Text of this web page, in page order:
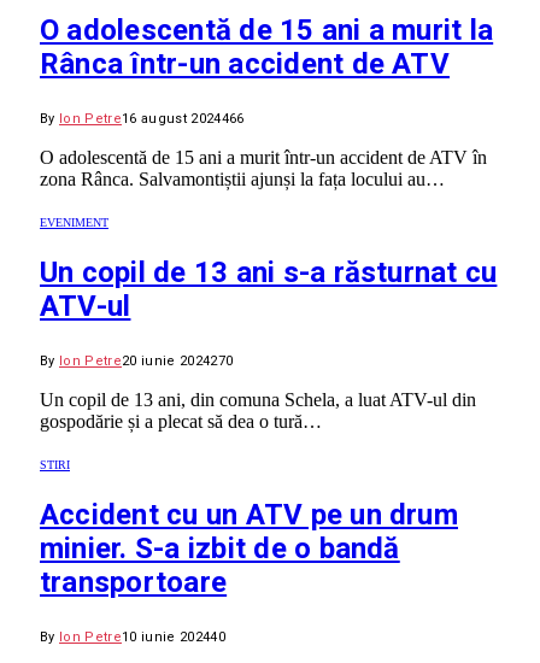
O adolescentă de 15 ani a murit la
Rânca într-un accident de ATV
By Ion Petre16 august 2024466
O adolescentă de 15 ani a murit într-un accident de ATV în
zona Rânca. Salvamontiștii ajunși la fața locului au…
EVENIMENT
Un copil de 13 ani s-a răsturnat cu
ATV-ul
By Ion Petre20 iunie 2024270
Un copil de 13 ani, din comuna Schela, a luat ATV-ul din
gospodărie și a plecat să dea o tură…
STIRI
Accident cu un ATV pe un drum
minier. S-a izbit de o bandă
transportoare
By Ion Petre10 iunie 202440